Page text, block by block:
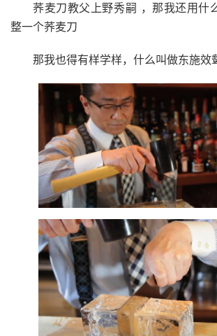
荞麦刀教父上野秀嗣 ，那我还用什
整一个荞麦刀
那我也得有样学样，什么叫做东施效